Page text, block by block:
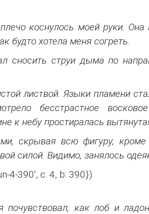
коснулось моей руки. Она
будто хотела меня согреть.
сносить струи дыма по
листвой. Языки пламени
бесстрастное
к небу простиралась
скрывая всю фигуру, кроме
силой. Видимо, занялось
4-390', c: 4, b: 390})
почувствовал, как лоб и